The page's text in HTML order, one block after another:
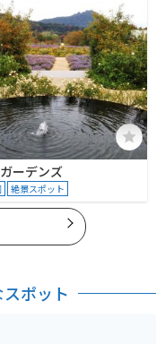
ーデンズ
絶景スポット
ポット